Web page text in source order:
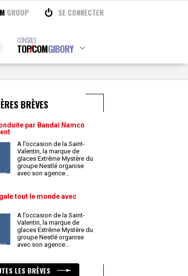
GROUP SE CONNECTER
CONSEILS
TOPCOMGIBORY
BRÈVES
par Bandai Namco
A l’occasion de la Saint-
Valentin, la marque de
glaces Extrême Mystère du
groupe Nestlé organise
avec son agence...
tout le monde avec
A l’occasion de la Saint-
Valentin, la marque de
glaces Extrême Mystère du
groupe Nestlé organise
avec son agence...
LES BRÈVES